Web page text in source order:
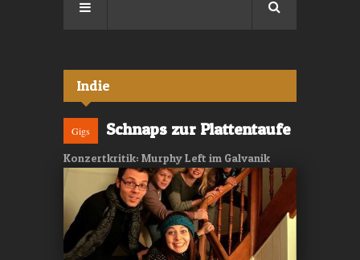
Indie
Gigs Schnaps zur Plattentaufe
Konzertkritik: Murphy Left im Galvanik